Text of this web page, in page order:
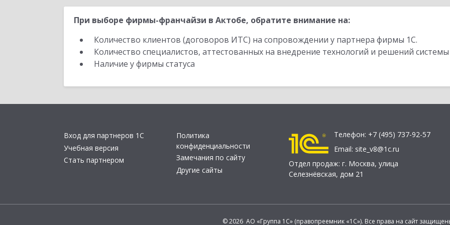
При выборе фирмы-франчайзи в Актобе, обратите внимание на:
Количество клиентов (договоров ИТС) на сопровождении у партнера фирмы 1С.
Количество специалистов, аттестованных на внедрение технологий и решений
Наличие у фирмы статуса
Вход для партнеров 1С
Учебная версия
Стать партнером
Политика
конфиденциальности
Замечания по сайту
Другие сайты
Телефон: +7 (495) 737-92-57
Email: site_v8@1c.ru
Отдел продаж: г. Москва, улица
Селезнёвская, дом 21
© 2026 АО «Группа 1С» (правопреемник «1С»). Все права на сайт